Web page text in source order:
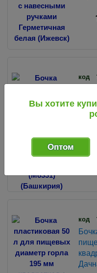
код
код
Вы хотите
Оптом